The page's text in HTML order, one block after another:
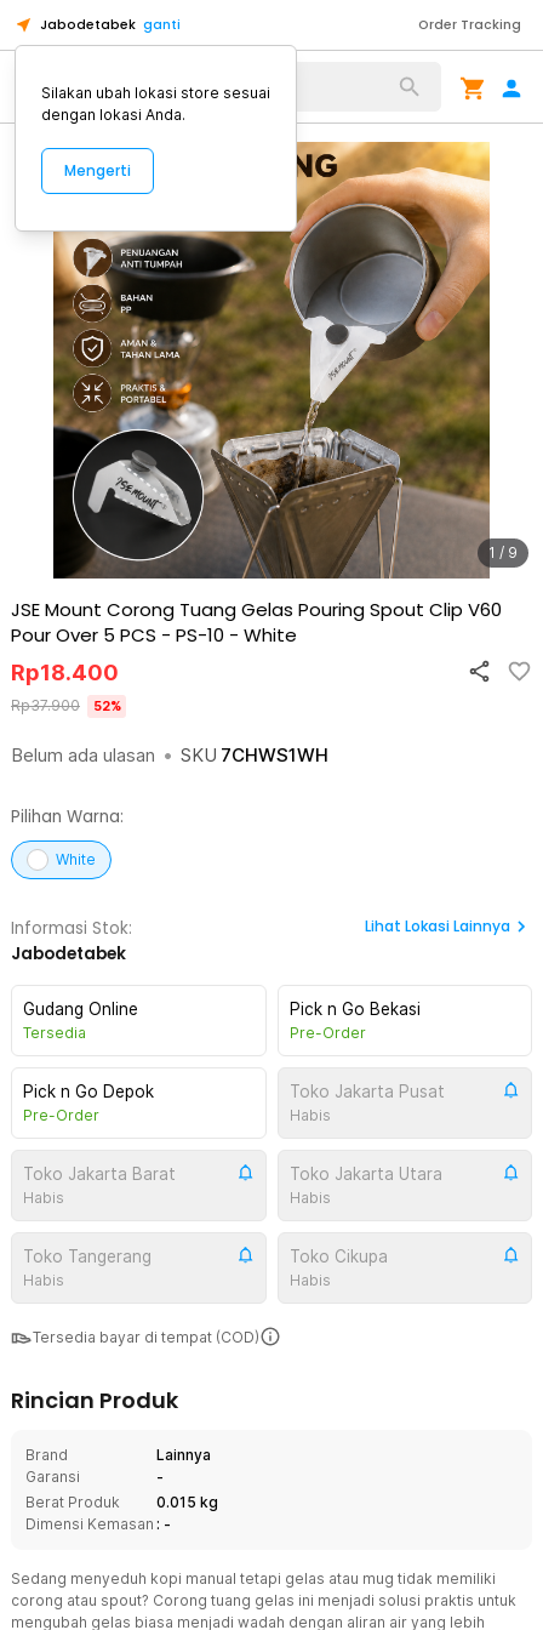
Jabodetabek ganti Order Tracking
Alat Kopi
1 / 9
JSE Mount Corong Tuang Gelas Pouring Spout Clip V60
Pour Over 5 PCS - PS-10 - White
Belum ada ulasan • SKU 7CHWS1WH
Rp18.400
Rp37.900 52%
Pilihan Warna:
White
Informasi Stok:
Jabodetabek
Lihat Lokasi Lainnya
Gudang Online
Tersedia
Pick n Go Bekasi
Pre-Order
Pick n Go Depok
Pre-Order
Toko Jakarta Pusat
Habis
Toko Jakarta Barat
Habis
Toko Jakarta Utara
Habis
Toko Tangerang
Habis
Toko Cikupa
Habis
Tersedia bayar di tempat (COD)
Rincian Produk
Brand
Lainnya
Garansi
-
Berat Produk
0.015 kg
Dimensi Kemasan : -
Sedang menyeduh kopi manual tetapi gelas atau mug tidak memiliki
corong atau spout? Corong tuang gelas ini menjadi solusi praktis untuk
mengubah gelas biasa menjadi wadah dengan aliran air yang lebih
Silakan ubah lokasi store sesuai
dengan lokasi Anda.
Mengerti